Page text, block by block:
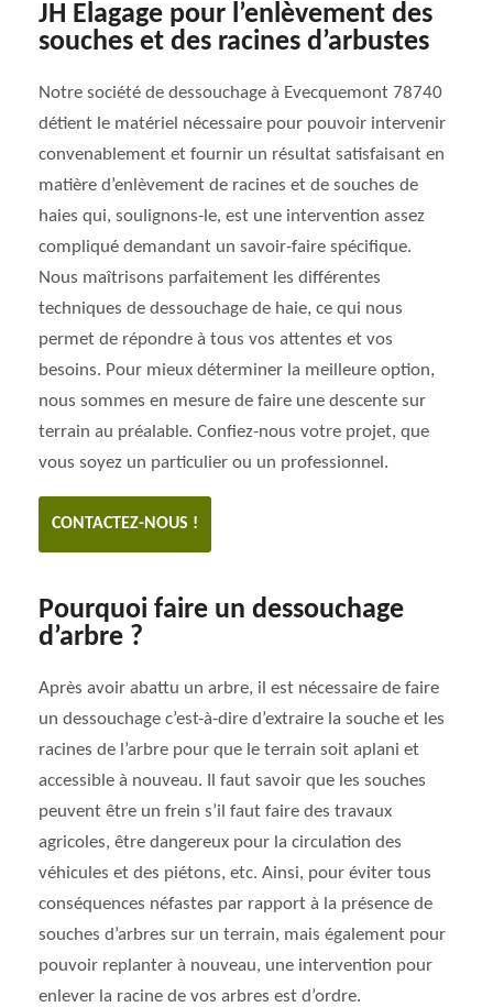
JH Elagage pour l’enlèvement des
souches et des racines d’arbustes
Notre société de dessouchage à Evecquemont 78740
détient le matériel nécessaire pour pouvoir intervenir
convenablement et fournir un résultat satisfaisant en
matière d’enlèvement de racines et de souches de
haies qui, soulignons-le, est une intervention assez
compliqué demandant un savoir-faire spécifique.
Nous maîtrisons parfaitement les différentes
techniques de dessouchage de haie, ce qui nous
permet de répondre à tous vos attentes et vos
besoins. Pour mieux déterminer la meilleure option,
nous sommes en mesure de faire une descente sur
terrain au préalable. Confiez-nous votre projet, que
vous soyez un particulier ou un professionnel.
CONTACTEZ-NOUS !
Pourquoi faire un dessouchage
d’arbre ?
Après avoir abattu un arbre, il est nécessaire de faire
un dessouchage c’est-à-dire d’extraire la souche et les
racines de l’arbre pour que le terrain soit aplani et
accessible à nouveau. Il faut savoir que les souches
peuvent être un frein s’il faut faire des travaux
agricoles, être dangereux pour la circulation des
véhicules et des piétons, etc. Ainsi, pour éviter tous
conséquences néfastes par rapport à la présence de
souches d’arbres sur un terrain, mais également pour
pouvoir replanter à nouveau, une intervention pour
enlever la racine de vos arbres est d’ordre.